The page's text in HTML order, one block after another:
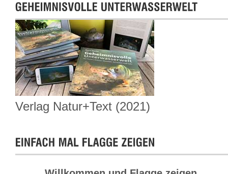
Verlag Natur+Text (2021)